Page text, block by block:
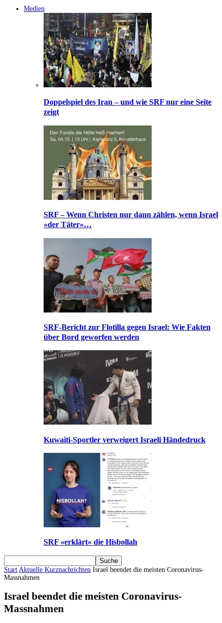
Medien
Doppelspiel des Iran – und wie SRF nur eine Seite
zeigt
SRF – Wenn Christen nur dann zählen, wenn Israel
«der Täter»…
SRF-Bericht zur Flotilla gegen Israel: Wie Fakten
über Bord geworfen werden
Kuwaiti-Sportler verweigert Israeli Händedruck
SRF «erklärt» die Hisbollah
Start Aktuelle Kurznachrichten Israel beendet die meisten Coronavirus-
Massnahmen
Israel beendet die meisten Coronavirus-
Massnahmen